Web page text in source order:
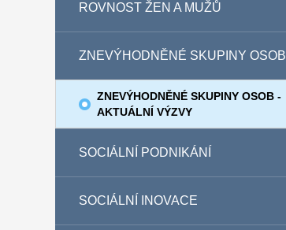
ROVNOST ŽEN A MUŽŮ
ZNEVÝHODNĚNÉ SKUPINY OSOB
ZNEVÝHODNĚNÉ SKUPINY OSOB -
AKTUÁLNÍ VÝZVY
SOCIÁLNÍ PODNIKÁNÍ
SOCIÁLNÍ INOVACE